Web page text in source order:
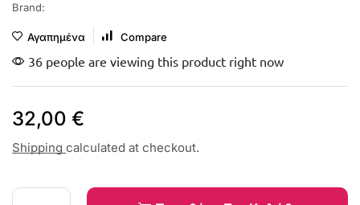
Brand:
Αγαπημένα Compare
36 people are viewing this product right now
32,00 €
Shipping calculated at checkout.